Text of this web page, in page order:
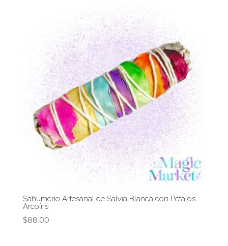
Sahumerio Artesanal de Salvia Blanca con Pétalos
Arcoíris
$88.00